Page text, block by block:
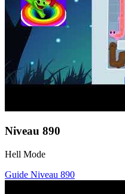
Niveau 890
Hell Mode
Guide Niveau 890